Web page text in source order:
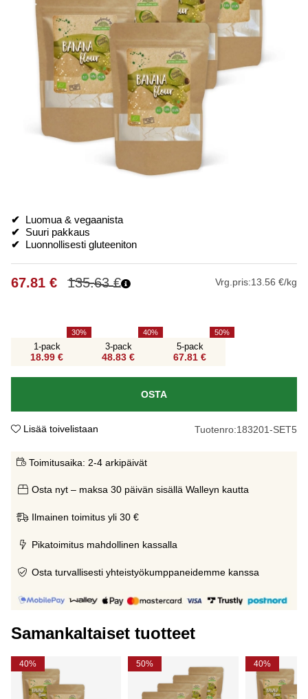
✔
Luomua & vegaanista
✔ Suuri pakkaus
✔
Luonnollisesti gluteeniton
135.63€
67.81 € Vrg.pris:13.56 €/kg
1-pack
18.99 €
30
3-pack
48.83 €
40
5-pack
67.81 €
50
OSTA
Lisää toivelistaan Tuotenro:183201-SET5
Toimitusaika: 2-4 arkipäivät
Osta nyt – maksa 30 päivän sisällä Walleyn kautta
Ilmainen toimitus yli 30 €
Pikatoimitus mahdollinen kassalla
Osta turvallisesti yhteistyökumppaneidemme kanssa
Samankaltaiset tuotteet
40% 50% 40%